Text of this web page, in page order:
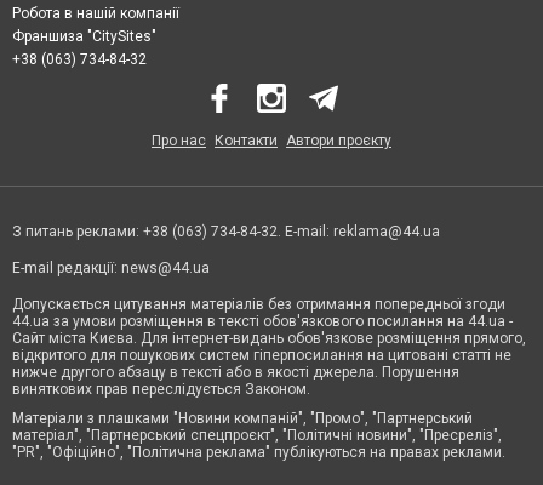
Робота в нашій компанії
Франшиза "CitySites"
+38 (063) 734-84-32
Про нас Контакти Автори проєкту
З питань реклами: +38 (063) 734-84-32. E-mail: reklama@44.ua
E-mail редакції: news@44.ua
Допускається цитування матеріалів без отримання попередньої згоди
44.ua за умови розміщення в тексті обов'язкового посилання на 44.ua -
Сайт міста Києва. Для інтернет-видань обов'язкове розміщення прямого,
відкритого для пошукових систем гіперпосилання на цитовані статті не
нижче другого абзацу в тексті або в якості джерела. Порушення
виняткових прав переслідується Законом.
Матеріали з плашками "Новини компаній", "Промо", "Партнерський
матеріал", "Партнерський спецпроєкт", "Політичні новини", "Пресреліз",
"PR", "Офіційно", "Політична реклама" публікуються на правах реклами.